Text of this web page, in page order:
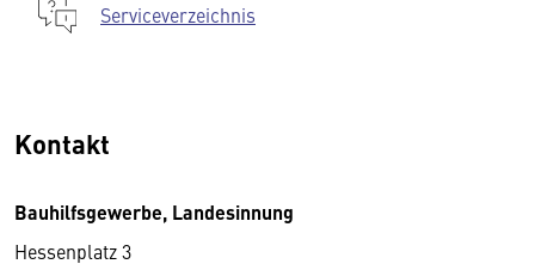
Serviceverzeichnis
Kontakt
Bauhilfsgewerbe, Landesinnung
Hessenplatz 3